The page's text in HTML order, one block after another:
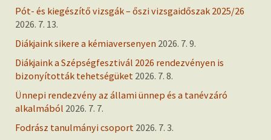
Pót- és kiegészítő vizsgák – őszi vizsgaidőszak 2025/26
2026. 7. 13.
Diákjaink sikere a kémiaversenyen 2026. 7. 9.
Diákjaink a Szépségfesztivál 2026 rendezvényen is
bizonyították tehetségüket 2026. 7. 8.
Ünnepi rendezvény az állami ünnep és a tanévzáró
alkalmából 2026. 7. 7.
Fodrász tanulmányi csoport 2026. 7. 3.